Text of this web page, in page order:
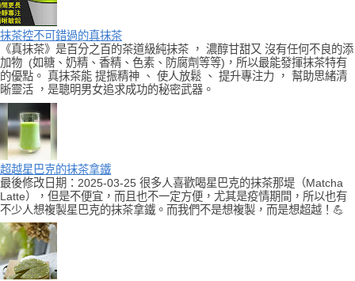
抹茶控不可錯過的真抹茶
《真抹茶》是百分之百的茶道級純抹茶 ， 濃醇甘甜又 沒有任何不良的添
加物 (如糖、奶精、香精、色素、防腐劑等等)，所以最能發揮抹茶特有
的優點。 真抹茶能 提振精神 、 使人放鬆 、 提升專注力 ， 幫助思緒清
晰靈活 ，是聰明男女追求成功的秘密武器。
超越星巴克的抹茶拿鐵
最後修改日期：2025-03-25 很多人喜歡喝星巴克的抹茶那堤（Matcha
Latte），但是不便宜，而且也不一定方便，尤其是疫情期間，所以也有
不少人想複製星巴克的抹茶拿鐵。而我們不是想複製，而是想超越！💪